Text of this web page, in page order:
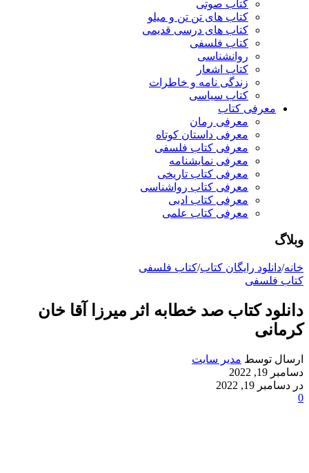
کتاب صوتی
کتاب های تن تن و میلو
کتاب های درسی قدیمی
کتاب فلسفی
روانشناسی
کتاب اشعار
زندگی نامه و خاطرات
کتاب سیاسی
معرفی کتاب
معرفی رمان
معرفی داستان کوتاه
معرفی کتاب فلسفی
معرفی نمایشنامه
معرفی کتاب تاریخی
معرفی کتاب رواشناسی
معرفی کتاب ادبی
معرفی کتاب علمی
وبلاگ
خانه/دانلود رایگان کتاب/کتاب فلسفی
کتاب فلسفی
دانلود کتاب صد خطابه اثر میرزا آقا خان
کرمانی
ارسال توسط مدیر سایت
دسامبر 19, 2022
در دسامبر 19, 2022
0